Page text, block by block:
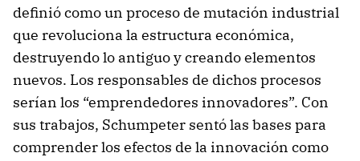
definió como un proceso de mutación industrial
que revoluciona la estructura económica,
destruyendo lo antiguo y creando elementos
nuevos. Los responsables de dichos procesos
serían los “emprendedores innovadores”. Con
sus trabajos, Schumpeter sentó las bases para
comprender los efectos de la innovación como